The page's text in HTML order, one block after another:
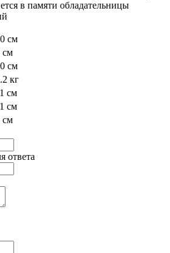
в памяти обладательницы
см
см
см
кг
см
см
см
ответа